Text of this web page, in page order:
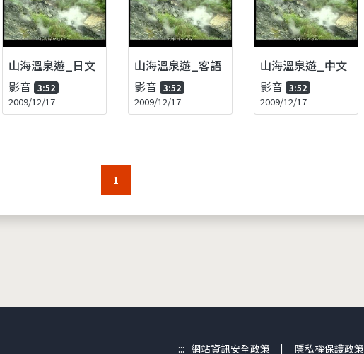
山海溫泉遊_日文
影音 3:52
2009/12/17
山海溫泉遊_客語
影音 3:52
2009/12/17
山海溫泉遊_中文
影音 3:52
2009/12/17
1
::: 網站資訊安全政策 | 隱私權保護政策